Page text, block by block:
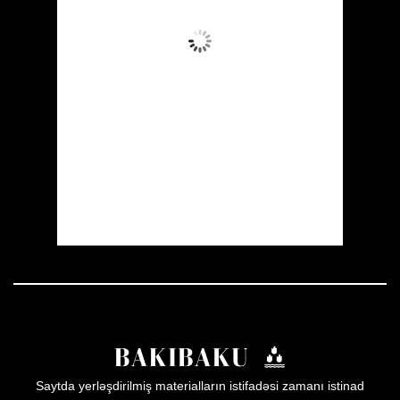
Aydın Səma
Saytda yerləşdirilmiş materialların istifadəsi zamanı istinad